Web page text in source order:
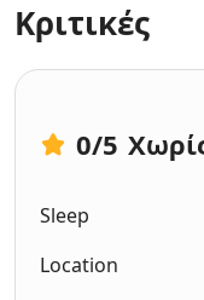
Κριτικές
0/5
Sleep
Location